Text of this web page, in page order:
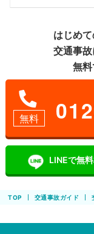
はじめて
交通事
無料
無料
LINEで無
TOP 交通事故ガイド